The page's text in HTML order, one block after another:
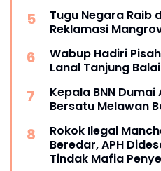
Tugu Negara Raib
Reklamasi
Wabup Hadiri
Lanal Tanjung
Kepala BNN
Bersatu Melawan
Rokok Ilegal
Beredar, APH
Tindak Mafia